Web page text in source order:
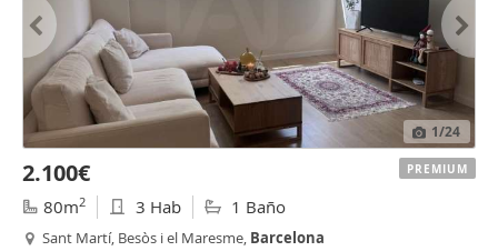
1/24
2.100€
80m2 3 Hab 1 Baño
Sant Martí, Besòs i el Maresme, Barcelona
PREMIUM